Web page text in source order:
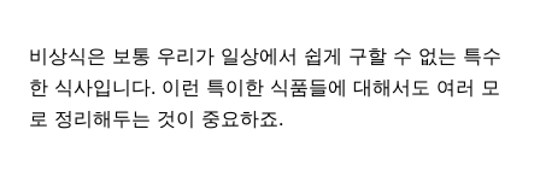
비상식은 보통 우리가 일상에서 쉽게 구할 수 없는 특수
한 식사입니다. 이런 특이한 식품들에 대해서도 여러 모
로 정리해두는 것이 중요하죠.